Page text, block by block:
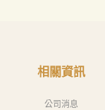
相關資訊
公司消息